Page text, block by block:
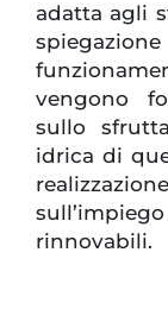
adatta agli
vengono
sullo
idrica di
rinnovabili.